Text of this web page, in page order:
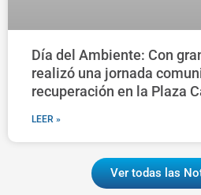
Día del Ambiente: Con
realizó una jornada
recuperación en la Plaza
LEER »
Ver todas las